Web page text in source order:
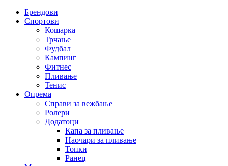
Брендови
Спортови
Кошарка
Трчање
Фудбал
Кампинг
Фитнес
Пливање
Тенис
Опрема
Справи за вежбање
Ролери
Додатоци
Капа за пливање
Наочари за пливање
Топки
Ранец